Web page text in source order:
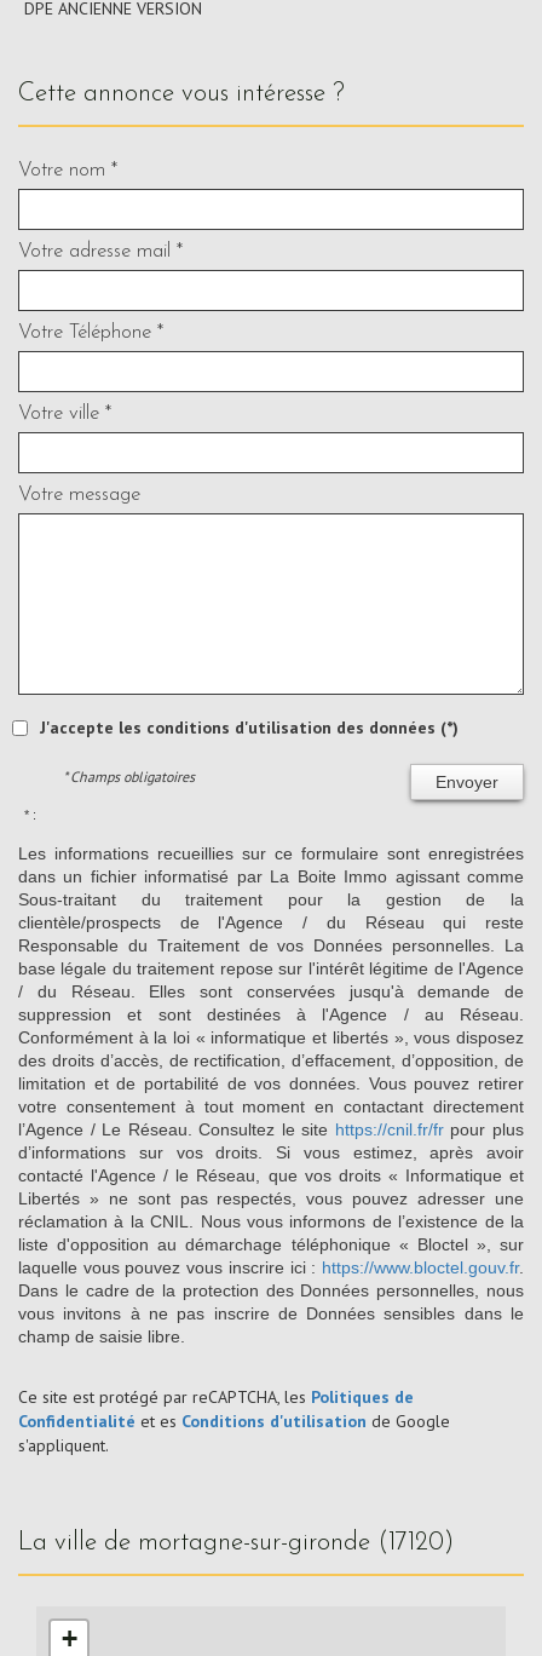
DPE ANCIENNE VERSION
cette annonce vous intéresse ?
Votre nom *
Votre adresse mail *
Votre Téléphone *
Votre ville *
Votre message
J'accepte les conditions d'utilisation des données (*)
Envoyer
* Champs obligatoires
* :
Les informations recueillies sur ce formulaire sont enregistrées
dans un fichier informatisé par La Boite Immo agissant comme
Sous-traitant du traitement pour la gestion de la
clientèle/prospects de l'Agence / du Réseau qui reste
Responsable du Traitement de vos Données personnelles. La
base légale du traitement repose sur l'intérêt légitime de l'Agence
/ du Réseau. Elles sont conservées jusqu'à demande de
suppression et sont destinées à l'Agence / au Réseau.
Conformément à la loi « informatique et libertés », vous disposez
des droits d’accès, de rectification, d’effacement, d’opposition, de
limitation et de portabilité de vos données. Vous pouvez retirer
votre consentement à tout moment en contactant directement
l’Agence / Le Réseau. Consultez le site https://cnil.fr/frpour plus
d’informations sur vos droits. Si vous estimez, après avoir
contacté l'Agence / le Réseau, que vos droits « Informatique et
Libertés » ne sont pas respectés, vous pouvez adresser une
réclamation à la CNIL. Nous vous informons de l’existence de la
liste d'opposition au démarchage téléphonique « Bloctel », sur
laquelle vous pouvez vous inscrire ici : https://www.bloctel.gouv.fr.
Dans le cadre de la protection des Données personnelles, nous
vous invitons à ne pas inscrire de Données sensibles dans le
champ de saisie libre.
Ce site est protégé par reCAPTCHA, les Politiques de
Confidentialité et es Conditions d'utilisation de Google
s'appliquent.
la ville de mortagne-sur-gironde (17120)
+